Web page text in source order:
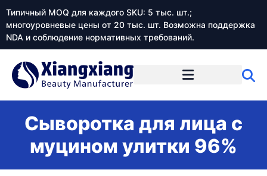
Типичный MOQ для каждого SKU: 5 тыс. шт.;
многоуровневые цены от 20 тыс. шт. Возможна поддержка
NDA и соблюдение нормативных требований.
Сыворотка для лица с
муцином улитки 96%